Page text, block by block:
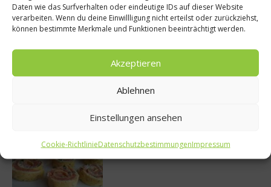
Daten wie das Surfverhalten oder eindeutige IDs auf dieser Website
verarbeiten. Wenn du deine Einwillligung nicht erteilst oder zurückziehst,
können bestimmte Merkmale und Funktionen beeinträchtigt werden.
Akzeptieren
Ablehnen
Einstellungen ansehen
Cookie-RichtlinieDatenschutzbestimmungenImpressum
gefüllten Poveraden
Rezept: Lachs-Ei-Röllchen